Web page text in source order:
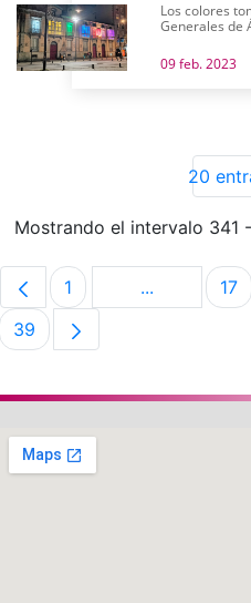
Los colores
Generales de
09 feb. 2023
20
Mostrando el intervalo 341
Página
1 ...Páginas 17
Página
39